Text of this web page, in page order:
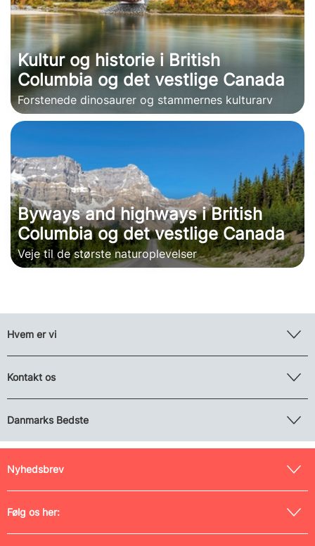
Kultur og historie i British
Columbia og det vestlige Canada
Forstenede dinosaurer og stammernes kulturarv
Byways and highways i British
Columbia og det vestlige Canada
Veje til de største naturoplevelser
Hvem er vi
Kontakt os
Danmarks Bedste
Nyhedsbrev
Følg os her: